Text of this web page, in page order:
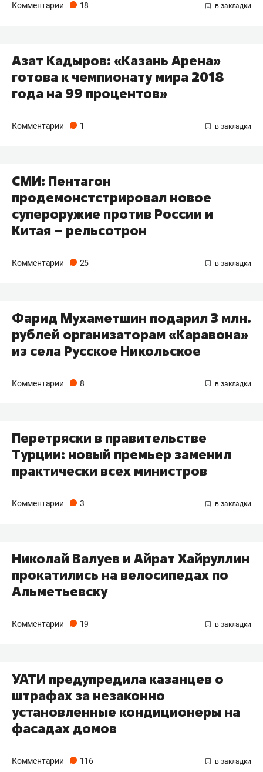
Комментарии 18
​Азат Кадыров: «Казань Арена»
готова к чемпионату мира 2018
года на 99 процентов»
Комментарии 1
​СМИ: Пентагон
продемонстстрировал новое
супероружие против России и
Китая – рельсотрон
Комментарии 25
Фарид Мухаметшин подарил 3 млн.
рублей организаторам «Каравона»
из села Русское Никольское
Комментарии 8
​Перетряски в правительстве
Турции: новый премьер заменил
практически всех министров
Комментарии 3
Николай Валуев и Айрат Хайруллин
прокатились на велосипедах по
Альметьевску
Комментарии 19
УАТИ предупредила казанцев о
штрафах за незаконно
установленные кондиционеры на
фасадах домов
Комментарии 116